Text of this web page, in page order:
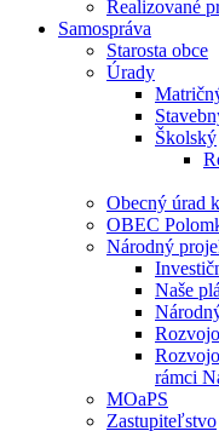
Realizované
Samospráva
Starosta obce
Úrady
Školský
Obecný úrad
OBEC
Národný
Naše
rámci
MOaPS
Zastupiteľstvo